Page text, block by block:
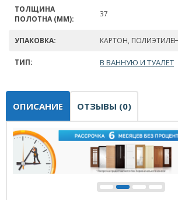
ТОЛЩИНА
ПОЛОТНА (ММ):
37
УПАКОВКА: КАРТОН, ПОЛИЭТИЛЕН
ТИП: В ВАННУЮ И ТУАЛЕТ
ОПИСАНИЕ ОТЗЫВЫ (0)